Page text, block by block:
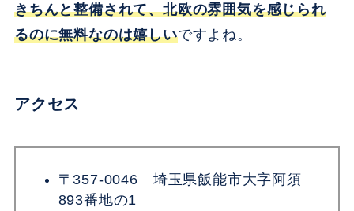
きちんと整備されて、北欧の雰囲気を感じられ
るのに無料なのは嬉しいですよね。
アクセス
〒357-0046 埼玉県飯能市大字阿須
893番地の1